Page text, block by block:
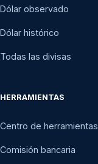
Dólar observado
Dólar histórico
Todas las divisas
HERRAMIENTAS
Centro de herramientas
Comisión bancaria